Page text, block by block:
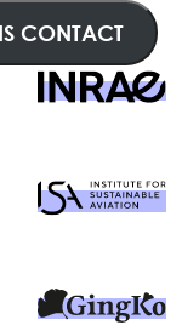
CONTACT